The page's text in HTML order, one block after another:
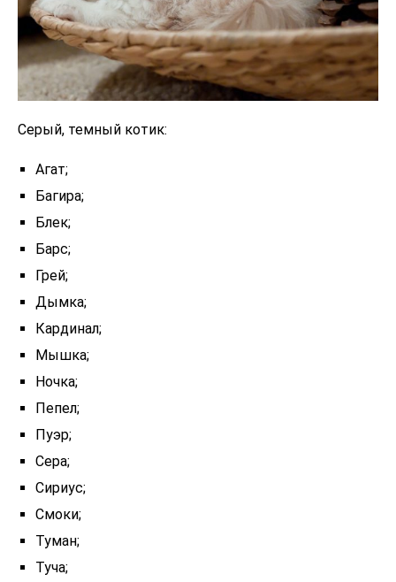
Серый, темный котик:
Агат;
Багира;
Блек;
Барс;
Грей;
Дымка;
Кардинал;
Мышка;
Ночка;
Пепел;
Пуэр;
Сера;
Сириус;
Смоки;
Туман;
Туча;